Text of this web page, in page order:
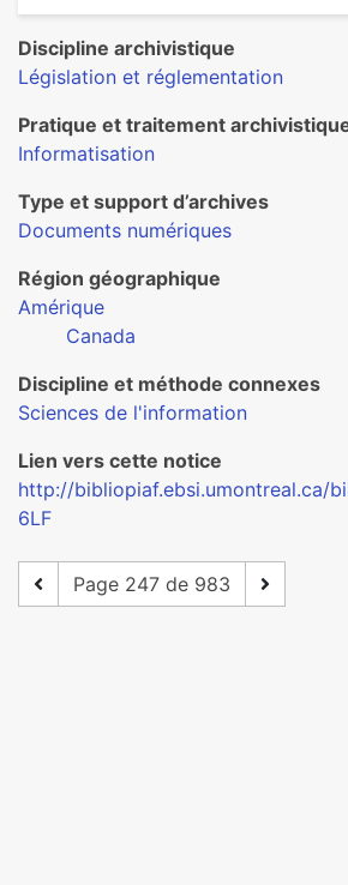
Discipline archivistique
Législation et réglementation
Pratique et traitement
Informatisation
Type et support d’archives
Documents numériques
Région géographique
Amérique
Canada
Discipline et méthode connexes
Sciences de l'information
Lien vers cette notice
http://bibliopiaf.ebsi.umontreal.ca/
6LF
Page 247 de 983